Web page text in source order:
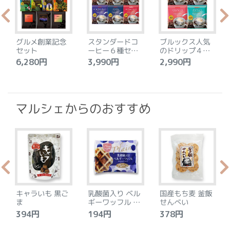
グルメ創業記念
セット
6,280円
スタンダードコ
ーヒー６種セッ
ト
3,990円
ブルックス人気
のドリップ４種
セット
2,990円
マルシェからのおすすめ
キャラいも 黒ご
ま
394円
乳酸菌入り ベル
ギーワッフル プ
レーン
194円
国産もち麦 釜飯
せんべい
378円